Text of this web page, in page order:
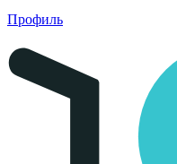
Профиль